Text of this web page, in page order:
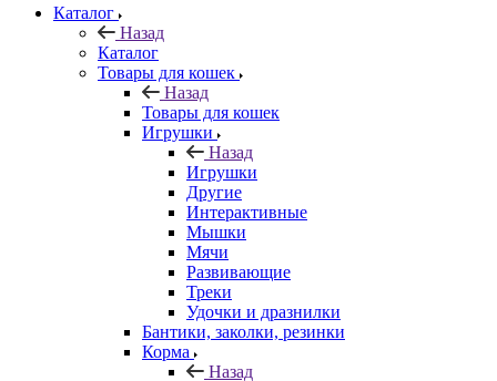
Каталог
Назад
Каталог
Товары для кошек
Назад
Товары для кошек
Игрушки
Назад
Игрушки
Другие
Интерактивные
Мышки
Мячи
Развивающие
Треки
Удочки и дразнилки
Бантики, заколки, резинки
Корма
Назад